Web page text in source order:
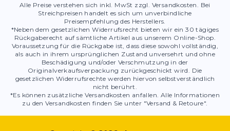
Alle Preise verstehen sich inkl. MwSt zzgl. Versandkosten. Bei
Streichpreisen handelt es sich um unverbindliche
Preisempfehlung des Herstellers.
*Neben dem gesetzlichen Widerrufsrecht bieten wir ein 30 tägiges
Rückgaberecht auf sämtliche Artikel aus unserem Online-Shop.
Voraussetzung für die Rückgabe ist, dass diese sowohl vollständig,
als auch in ihrem ursprünglichen Zustand unversehrt und ohne
Beschädigung und/oder Verschmutzung in der
Originalverkaufsverpackung zurückgeschickt wird. Die
gesetzlichen Widerrufsrechte werden hiervon selbstverständlich
nicht berührt.
*Es können zusätzliche Versandkosten anfallen. Alle Informationen
zu den Versandkosten finden Sie unter "Versand & Retoure".